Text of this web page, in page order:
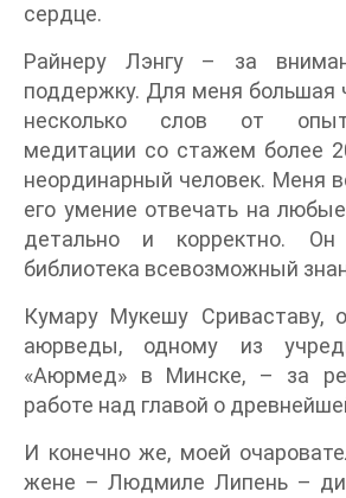
сердце.
Райнеру Лэнгу – за
поддержку. Для меня большая
несколько слов от
медитации со стажем более
неординарный человек. Меня
его умение отвечать на
детально и корректно.
библиотека всевозможный
Кумару Мукешу Сриваставу,
аюрведы, одному из
«Аюрмед» в Минске, – за
работе над главой о
И конечно же, моей
жене – Людмиле Липень –